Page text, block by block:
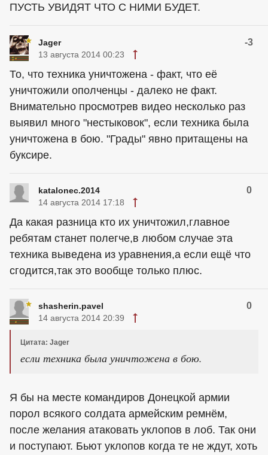
ПУСТЬ УВИДЯТ ЧТО С НИМИ БУДЕТ.
Jager -3
13 августа 2014 00:23
То, что техника уничтожена - факт, что её
уничтожили ополченцы - далеко не факт.
Внимательно просмотрев видео несколько раз
выявил много "нестыковок", если техника была
уничтожена в бою. "Грады" явно притащены на
буксире.
katalonec.2014 0
14 августа 2014 17:18
Да какая разница кто их уничтожил,главное
ребятам станет полегче,в любом случае эта
техника выведена из уравнения,а если ещё что
сгодится,так это вообще только плюс.
shasherin.pavel 0
14 августа 2014 20:39
Цитата: Jager
если техника была уничтожена в бою.
Я бы на месте командиров Донецкой армии
порол всякого солдата армейским ремнём,
после желания атаковать уклопов в лоб. Так они
и поступают. Бьют уклопов когда те не ждут, хоть